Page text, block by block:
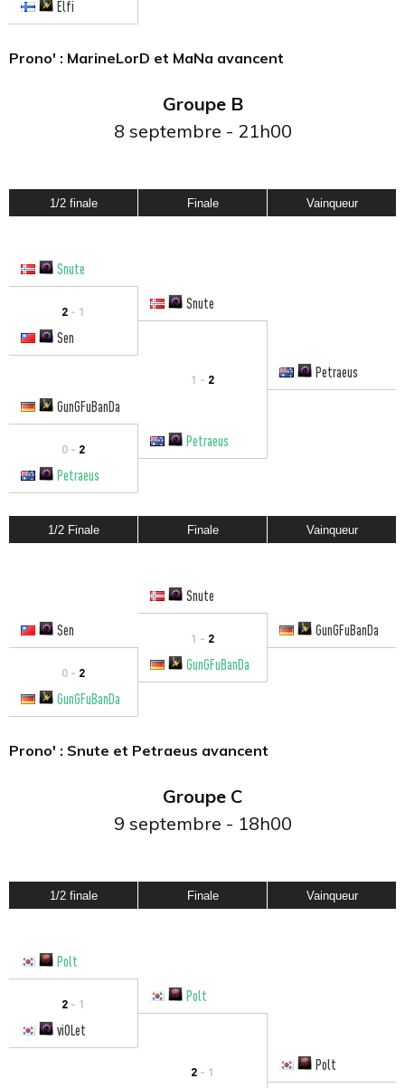
Elfi
Prono' : MarineLorD et MaNa avancent
Groupe B
8 septembre - 21h00
1/2 finale Finale Vainqueur
Snute
2 - 1
Snute
Sen
1 - 2
Petraeus
GunGFuBanDa
0 - 2
Petraeus
Petraeus
1/2 Finale Finale Vainqueur
Snute
Sen
1 - 2 GunGFuBanDa
0 - 2
GunGFuBanDa
GunGFuBanDa
Prono' : Snute et Petraeus avancent
Groupe C
9 septembre - 18h00
1/2 finale Finale Vainqueur
Polt
2 - 1
Polt
viOLet
2 - 1
Polt